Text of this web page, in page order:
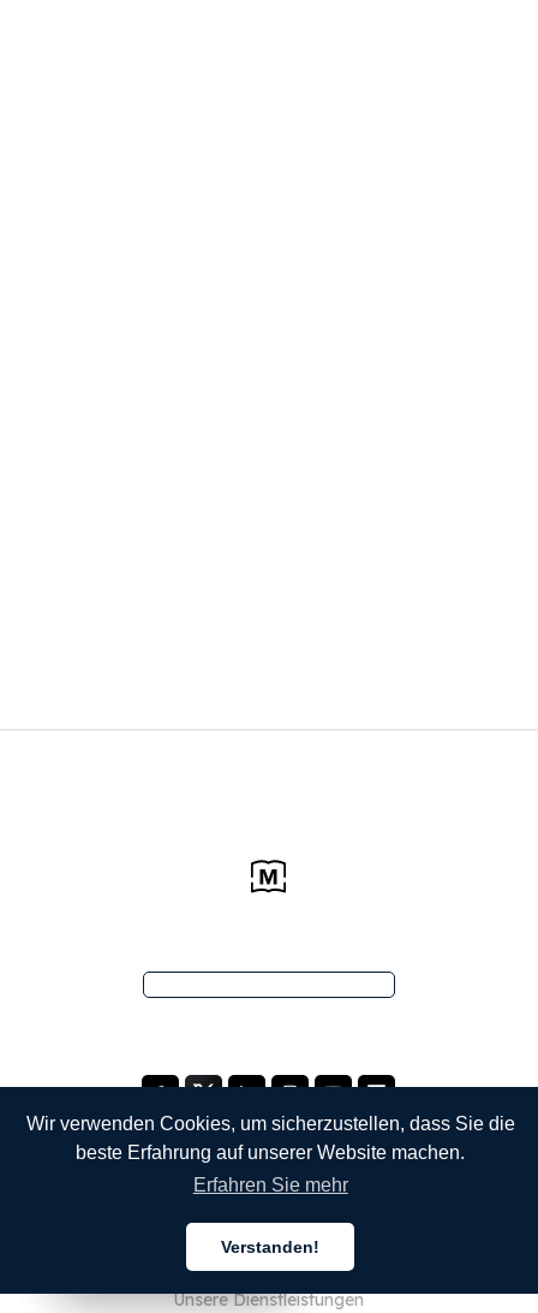
Wir verwenden Cookies, um sicherzustellen, dass Sie die
beste Erfahrung auf unserer Website machen.
Erfahren Sie mehr
Verstanden!
Über uns
Unsere Dienstleistungen
Deutsch
Deutsch
Deutsch